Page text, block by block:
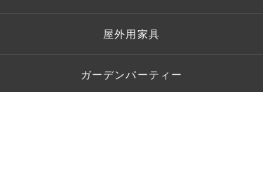
屋外用家具
ガーデンパーティー